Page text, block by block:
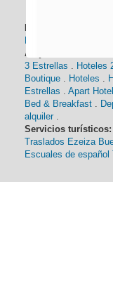
Alojamiento:
3 Estrellas . Hoteles
Boutique . Hoteles .
Estrellas . Apart
Bed & Breakfast .
alquiler .
Servicios turísticos:
Traslados Ezeiza
Escuales de español